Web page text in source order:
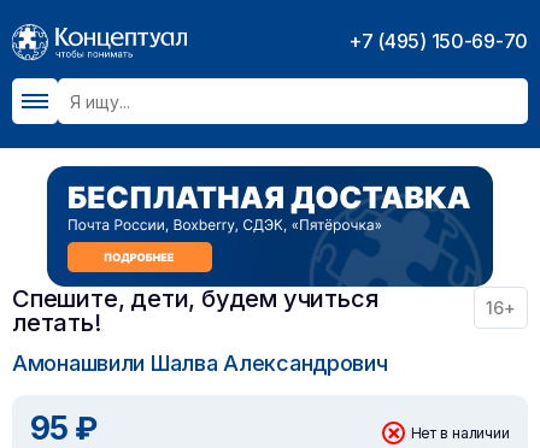
+7 (495) 150-69-70
Спешите, дети, будем учиться
летать!
16+
Амонашвили Шалва Александрович
95 ₽ Нет в наличии